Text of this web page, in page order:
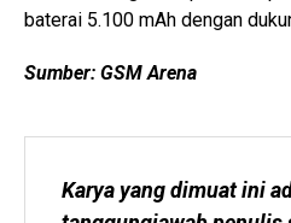
baterai 5.100 mAh dengan
Sumber: GSM Arena
Karya yang dimuat ini